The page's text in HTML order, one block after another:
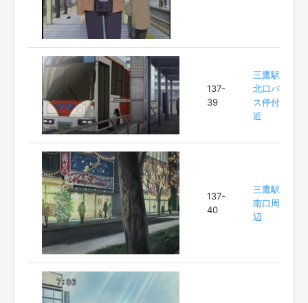
137-
39
三鷹駅
北口バ
ス停付
近
137-
40
三鷹駅
南口周
辺